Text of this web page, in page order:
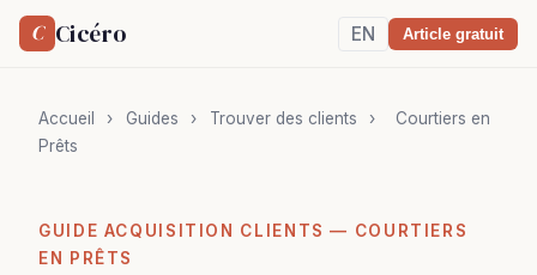
C Cicéro EN Article gratuit
Accueil › Guides › Trouver des clients ›
Courtiers en
Prêts
GUIDE ACQUISITION CLIENTS — COURTIERS
EN PRÊTS